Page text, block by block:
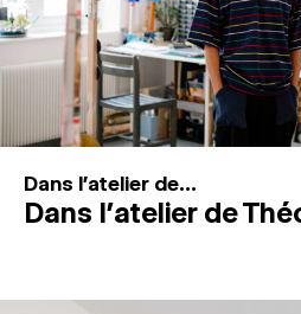
Recherche
Connexion
Dans l'atelier de...
Dans l’atelier de